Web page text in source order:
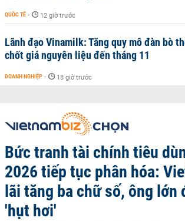
QUỐC TẾ - 12 giờ trước
Lãnh đạo Vinamilk: Tăng quy mô đàn bò
chốt giá nguyên liệu đến tháng 11
DOANH NGHIỆP - 18 giờ trước
Bức tranh tài chính tiêu
2026 tiếp tục phân hóa:
lãi tăng ba chữ số, ông lớn
'hụt hơi'